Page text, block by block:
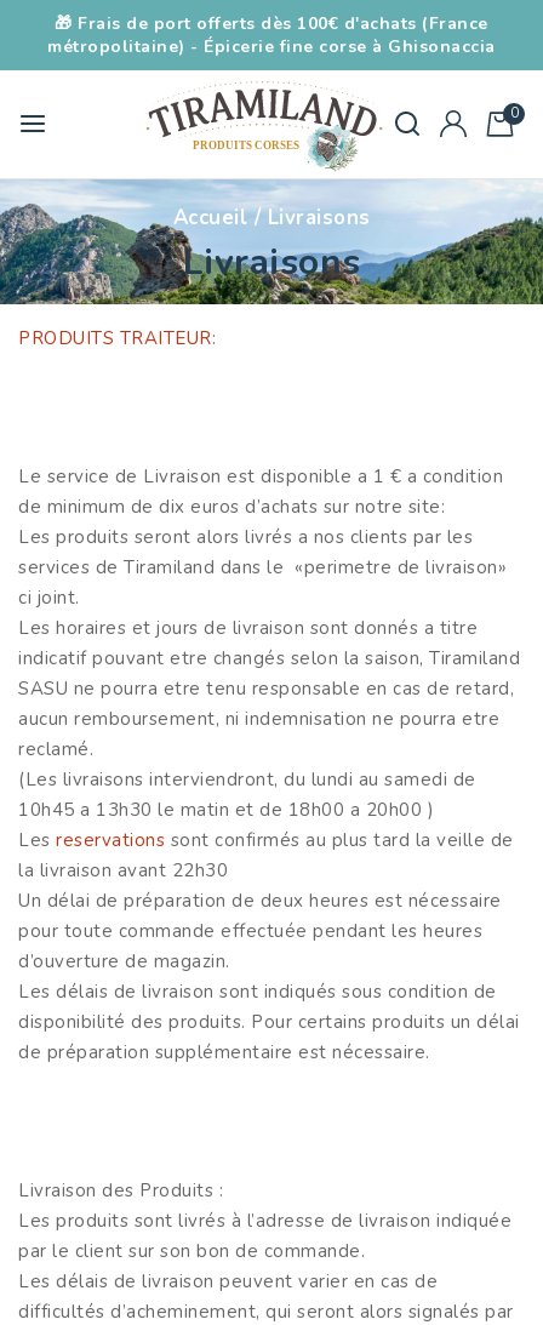
🎁 Frais de port offerts dès 100€ d'achats (France
métropolitaine) - Épicerie fine corse à Ghisonaccia
0
Accueil / Livraisons
Livraisons
PRODUITS TRAITEUR:
Le service de Livraison est disponible a 1 € a condition
de minimum de dix euros d’achats sur notre site:
Les produits seront alors livrés a nos clients par les
services de Tiramiland dans le «perimetre de livraison»
ci joint.
Les horaires et jours de livraison sont donnés a titre
indicatif pouvant etre changés selon la saison, Tiramiland
SASU ne pourra etre tenu responsable en cas de retard,
aucun remboursement, ni indemnisation ne pourra etre
reclamé.
(Les livraisons interviendront, du lundi au samedi de
10h45 a 13h30 le matin et de 18h00 a 20h00 )
Les reservations sont confirmés au plus tard la veille de
la livraison avant 22h30
Un délai de préparation de deux heures est nécessaire
pour toute commande effectuée pendant les heures
d’ouverture de magazin.
Les délais de livraison sont indiqués sous condition de
disponibilité des produits. Pour certains produits un délai
de préparation supplémentaire est nécessaire.
Livraison des Produits :
Les produits sont livrés à l’adresse de livraison indiquée
par le client sur son bon de commande.
Les délais de livraison peuvent varier en cas de
difficultés d’acheminement, qui seront alors signalés par